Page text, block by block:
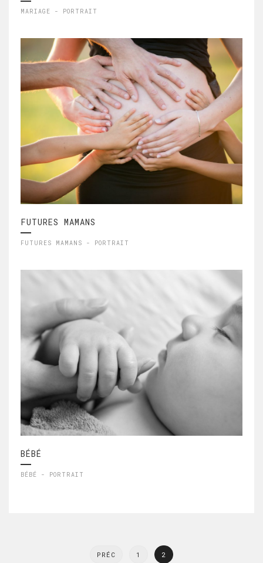
MARIAGE - PORTRAIT
FUTURES MAMANS
FUTURES MAMANS - PORTRAIT
BÉBÉ
BÉBÉ - PORTRAIT
PRÉC 1 2